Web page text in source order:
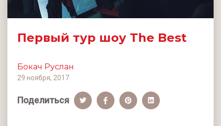
Первый тур шоу The Best
Бокач Руслан
29 ноября, 2017
Поделиться